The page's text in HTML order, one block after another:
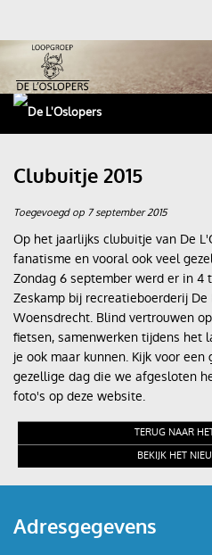
Trainingen
Wedstrijden
Roparun
Foto's
Ossendrechtse Kermisloop
Clubuitje 2015
Toegevoegd op 7 september 2015
Op het jaarlijks clubuitje van De
fanatisme en vooral ook veel
Zondag 6 september werd er in 4
Zeskamp bij recreatieboerderij
Woensdrecht. Blind vertrouwen
fietsen, samenwerken tijdens het
je ook maar kunnen. Kijk voor
gezellige dag die we afgesloten
foto's op deze website.
TERUG NAAR
BEKIJK HET
Adresgegevens